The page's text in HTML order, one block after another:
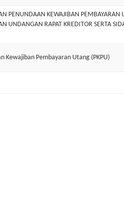
PENUNDAAN KEWAJIBAN PEMBAYARAN
UNDANGAN RAPAT KREDITOR SERTA
Kewajiban Pembayaran Utang (PKPU)